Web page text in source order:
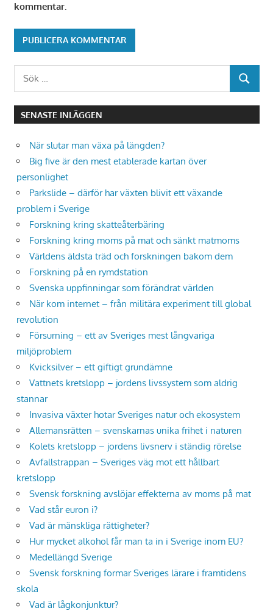
kommentar.
Alternative:
Sök
SÖK
SENASTE INLÄGGEN
När slutar man växa på längden?
Big five är den mest etablerade kartan över
personlighet
Parkslide – därför har växten blivit ett växande
problem i Sverige
Forskning kring skatteåterbäring
Forskning kring moms på mat och sänkt matmoms
Världens äldsta träd och forskningen bakom dem
Forskning på en rymdstation
Svenska uppfinningar som förändrat världen
När kom internet – från militära experiment till global
revolution
Försurning – ett av Sveriges mest långvariga
miljöproblem
Kvicksilver – ett giftigt grundämne
Vattnets kretslopp – jordens livssystem som aldrig
stannar
Invasiva växter hotar Sveriges natur och ekosystem
Allemansrätten – svenskarnas unika frihet i naturen
Kolets kretslopp – jordens livsnerv i ständig rörelse
Avfallstrappan – Sveriges väg mot ett hållbart
kretslopp
Svensk forskning avslöjar effekterna av moms på mat
Vad står euron i?
Vad är mänskliga rättigheter?
Hur mycket alkohol får man ta in i Sverige inom EU?
Medellängd Sverige
Svensk forskning formar Sveriges lärare i framtidens
skola
Vad är lågkonjunktur?